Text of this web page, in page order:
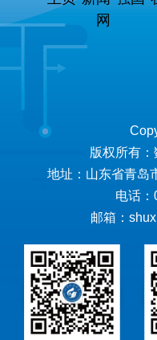
网
版权所有
地址：山东省青岛
电话
邮箱：